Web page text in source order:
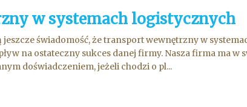
w systemach logistycznych
świadomość, że transport wewnętrzny w
na ostateczny sukces danej firmy. Nasza firma ma w
doświadczeniem, jeżeli chodzi o pl...